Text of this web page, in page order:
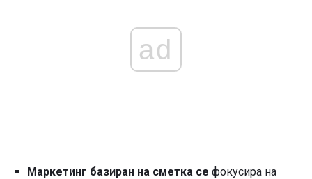
ad
Маркетинг базиран на сметка се фокусира на